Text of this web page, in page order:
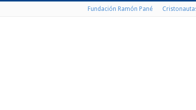
Fundación Ramón Pané